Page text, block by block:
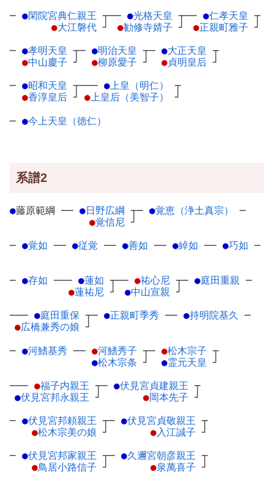
─ ●閑院宮典仁親王 ┬
●大江磐代 ┘
── ●光格天皇 ┬
●勧修寺婧子 ┘
── ●仁孝天皇 ┬
●正親町雅子 ┘
─ ●孝明天皇 ┬
●中山慶子 ┘
─ ●明治天皇 ┬
●柳原愛子 ┘
─ ●大正天皇 ┬
●貞明皇后 ┘
─ ●昭和天皇 ┬
●香淳皇后 ┘
─── ●上皇（明仁）
┬
●上皇后（美智子） ┘
─ ●今上天皇（徳仁）
系譜2
●藤原範綱 ── ●日野広綱 ┬
●覚信尼 ┘
─ ●覚恵（浄土真宗） ─
─ ●覚如 ── ●従覚 ── ●善如 ── ●綽如 ── ●巧如 ─
─ ●存如 ─── ●蓮如 ┬
●蓮祐尼 ┘
── ●祐心尼 ┬
●中山宣親 ┘
─ ●庭田重親 ─
─── ●庭田重保 ┬
●広橋兼秀の娘 ┘
─ ●正親町季秀 ── ●持明院基久 ─
─ ●河鰭基秀 ── ●河鰭秀子 ┬
●松木宗条 ┘
─ ●松木宗子 ┬
●霊元天皇 ┘
─── ●福子内親王 ┬
●伏見宮邦永親王 ┘
─ ●伏見宮貞建親王 ┬
●岡本先子 ┘
─ ●伏見宮邦頼親王 ┬
●松木宗美の娘 ┘
─ ●伏見宮貞敬親王 ┬
●入江誠子 ┘
─ ●伏見宮邦家親王 ┬
●鳥居小路信子 ┘
─ ●久邇宮朝彦親王 ┬
●泉萬喜子 ┘